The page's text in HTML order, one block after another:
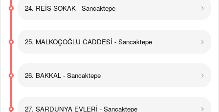
24. REİS SOKAK - Sancaktepe
25. MALKOÇOĞLU CADDESİ - Sancaktepe
26. BAKKAL - Sancaktepe
27. SARDUNYA EVLERİ - Sancaktepe